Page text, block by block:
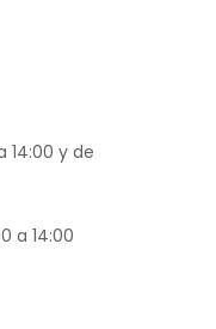
14:00 y de
a 14:00